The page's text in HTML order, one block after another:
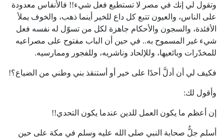
وتقول لي إنك في مصر لا تستطيع فعل شيء!! فالأنفاس معدودة
على الناس، والعيون تتبع كل داع للخير أينما ذهب، والخوف يملأ
الأفئدة، والسجون والأحكام جاهزة لكل من تسوّل له نفسه فعل
شيء غير المسموح به.. في حين أن الباب مفتوح على مصراعيه
للمخدّرات وبائعيها، وللإلحاد وناشريه، وللفجور وممارسيه.
فكيف لي أن أدلَّ أحدًا على خير أو أستنقذ بني وطني من الضياع؟!
وأقول لك:
إن أعظم ما يكون العمل للدين عندما يكون التحدي!!
أسلم جلُّ صحابة النبي صلى الله عليه وسلم في مكة على حين